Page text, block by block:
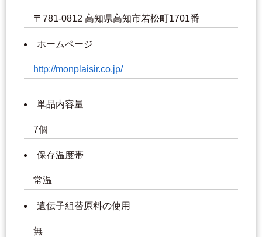
〒781-0812 高知県高知市若松町1701番
ホームページ
http://monplaisir.co.jp/
単品内容量
7個
保存温度帯
常温
遺伝子組替原料の使用
無